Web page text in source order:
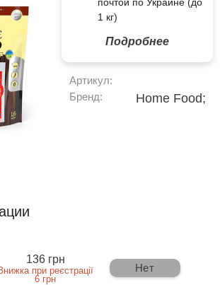
1 кг)
Подробнее
Артикул:
Бренд:
Home Food;
136 грн
при реєстрації
6 грн
Нет